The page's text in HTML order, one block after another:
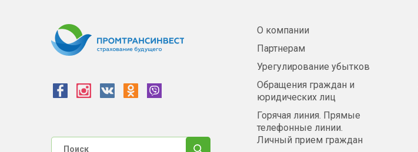
О компании
Партнерам
Урегулирование убытков
Обращения граждан и
юридических лиц
Горячая линия. Прямые
телефонные линии.
Личный прием граждан